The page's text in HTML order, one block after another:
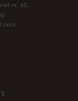
nr. 45,